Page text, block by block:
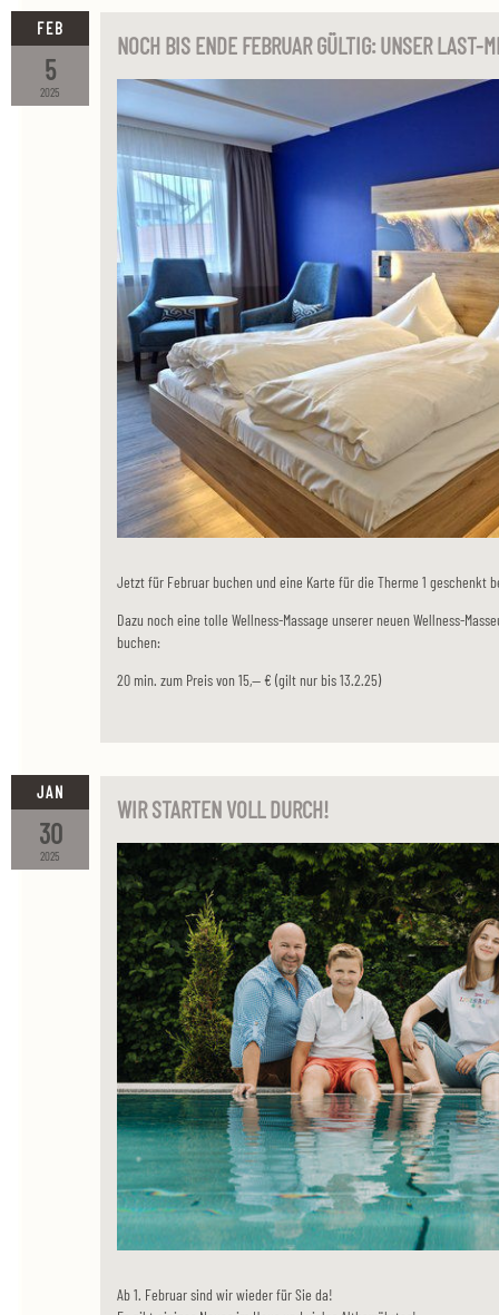
2025
5
FEB
NOCH BIS ENDE FEBRUAR GÜLTIG: UNSER LAST-
Jetzt für Februar buchen und eine Karte für die Therme 1 geschenkt
Dazu noch eine tolle Wellness-Massage unserer neuen Wellness-
buchen:
20 min. zum Preis von 15,-- € (gilt nur bis 13.2.25)
2025
30
JAN
WIR STARTEN VOLL DURCH!
Ab 1. Februar sind wir wieder für Sie da!